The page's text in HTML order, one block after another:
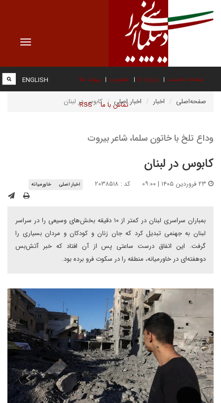
Toggle
صفحه نخست درباره ما عضویت پیوند ها
تماس با ما RSS
ENGLISH
صفحه‌اصلی اخبار اخبار اصلی کابوس در لبنان
وداع تلخ با خاتون سلما، شاعر بیروت
کابوس در لبنان
کد : ۲۰۳۸۵۱۸ اخبار اصلی خاورمیانه
بمباران سراسری لبنان در کمتر از ۱۰ دقیقه بخش‌های وسیعی را در سراسر
لبنان به جهنمی تبدیل کرد که جان زنان و کودکان و مردان بسیاری را
گرفت. این اتفاق درست ساعتی پس از آن افتاد که خبر آتش‌بس
دوهفته‌ای در خاورمیانه، منطقه را در سکوت فرو برده بود.